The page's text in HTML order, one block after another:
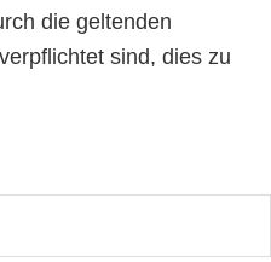
die geltenden
sind, dies zu